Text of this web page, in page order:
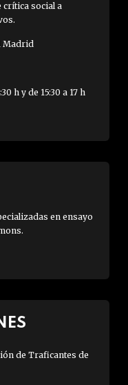
social a
Madrid
h y de 15:30 a 17 h
en ensayo
de Traficantes de